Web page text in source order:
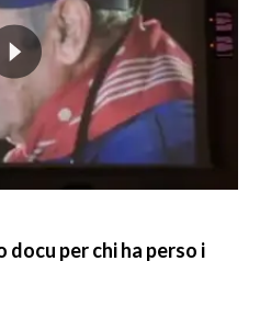
docu per chi ha perso i